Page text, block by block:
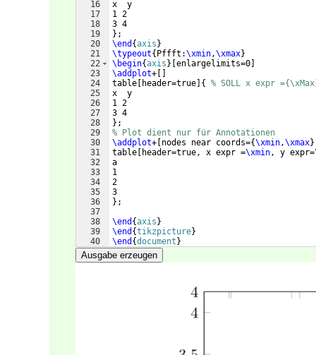
16
17
18
19
20
21
22
23
24
25
26
27
28
29
30
31
32
33
34
35
36
37
38
39
40
x  y
1 2
3 4
} ;
\end {axis }
\typeout{ Pffft:\xmin,\xmax}
\begin{axis } enlargelimits=0
\addplot+
table
header=true {
% SOLL x expr
x  y
1 2
3 4
} ;
% Plot dient nur für Annotationen
\addplot+ nodes near coords={\xmin,\xmax
table
header=true, x expr =\xmin, y expr=
a
1
2
3
} ;
\end {axis }
\end {tikzpicture}
\end {document }
Ausgabe erzeugen